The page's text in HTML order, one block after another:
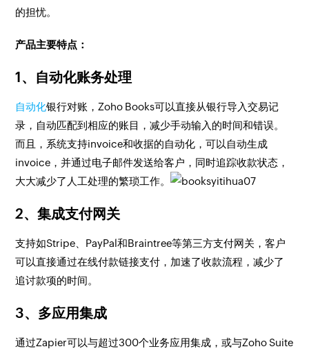
的担忧。
产品主要特点：
1、自动化账务处理
自动化银行对账，Zoho Books可以直接从银行导入交易记
录，自动匹配到相应的账目，减少手动输入的时间和错误。
而且，系统支持invoice和收据的自动化，可以自动生成
invoice，并通过电子邮件发送给客户，同时追踪收款状态，
大大减少了人工处理的繁琐工作。
2、集成支付网关
支持如Stripe、PayPal和Braintree等第三方支付网关，客户
可以直接通过在线付款链接支付，加速了收款流程，减少了
追讨款项的时间。
3、多应用集成
通过Zapier可以与超过300个业务应用集成，或与Zoho Suite